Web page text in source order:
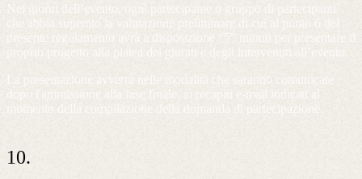
Nei giorni dell’evento, ogni partecipante o gruppo di partecipanti
che abbia superato la valutazione preliminare di cui al punto 6 del
presente regolamento avrà a disposizione “5” minuti per presentare il
proprio progetto alla platea dei giurati e degli intervenuti all’evento.
La presentazione avverrà nelle modalità che saranno comunicate
dopo l'ammissione alla fase finale, ai recapiti e-mail indicati al
momento della compilazione della domanda di partecipazione.
10.